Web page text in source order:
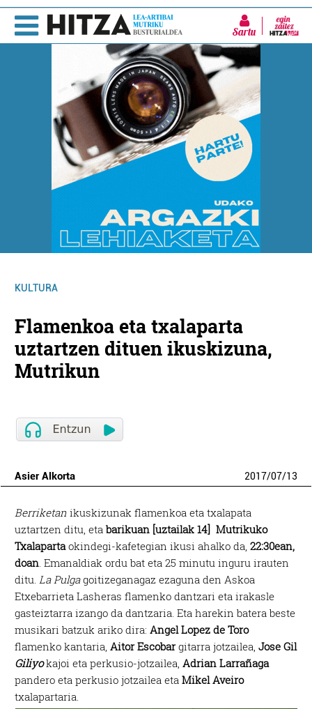
Sartu
KULTURA
Flamenkoa eta txalaparta
uztartzen dituen ikuskizuna,
Mutrikun
Asier Alkorta 2017/07/13
Berriketan ikuskizunak flamenkoa eta txalapata
uztartzen ditu, etabarikuan [uztailak 14] Mutrikuko
Txalapartaokindegi-kafetegian ikusi ahalko da,22:30ean,
doan. Emanaldiak ordu bat eta 25 minutu inguru irauten
ditu.La Pulgagoitizeganagaz ezaguna den Askoa
Etxebarrieta Lasheras flamenko dantzari eta irakasle
gasteiztarra izango da dantzaria. Eta harekin batera beste
musikari batzuk ariko dira:Angel Lopez de Toro
flamenko kantaria,Aitor Escobargitarra jotzailea,Jose Gil
Giliyokajoi eta perkusio-jotzailea,Adrian Larrañaga
pandero eta perkusio jotzailea etaMikel Aveiro
txalapartaria.